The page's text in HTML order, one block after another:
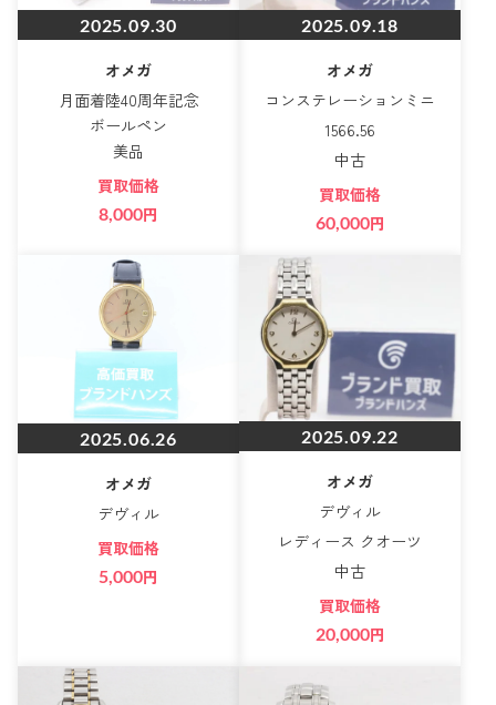
2025.09.30
オメガ
月面着陸40周年記念
ボールペン
美品
買取価格
8,000円
2025.09.18
オメガ
コンステレーションミニ
1566.56
中古
買取価格
60,000円
2025.06.26
オメガ
デヴィル
買取価格
5,000円
2025.09.22
オメガ
デヴィル
レディース クオーツ
中古
買取価格
20,000円